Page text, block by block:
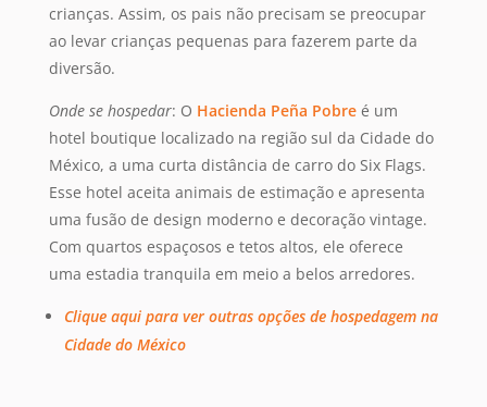
crianças. Assim, os pais não precisam se preocupar
ao levar crianças pequenas para fazerem parte da
diversão.
Onde se hospedar: O Hacienda Peña Pobreé um
hotel boutique localizado na região sul da Cidade do
México, a uma curta distância de carro do Six Flags.
Esse hotel aceita animais de estimação e apresenta
uma fusão de design moderno e decoração vintage.
Com quartos espaçosos e tetos altos, ele oferece
uma estadia tranquila em meio a belos arredores.
Clique aqui para ver outras opções de hospedagem na
Cidade do México